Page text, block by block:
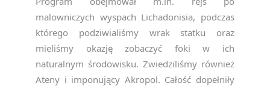
malowniczych wyspach Lichadonisia, podczas
którego podziwialiśmy wrak statku oraz
mieliśmy okazję zobaczyć foki w ich
naturalnym środowisku. Zwiedziliśmy również
Ateny i imponujący Akropol. Całość dopełniły